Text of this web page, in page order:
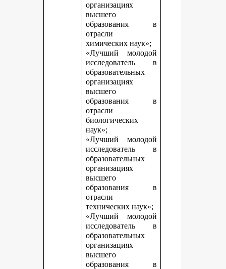
организациях
высшего
образования в
отрасли
химических наук»;
«Лучший молодой
исследователь в
образовательных
организациях
высшего
образования в
отрасли
биологических
наук»;
«Лучший молодой
исследователь в
образовательных
организациях
высшего
образования в
отрасли
технических наук»;
«Лучший молодой
исследователь в
образовательных
организациях
высшего
образования в